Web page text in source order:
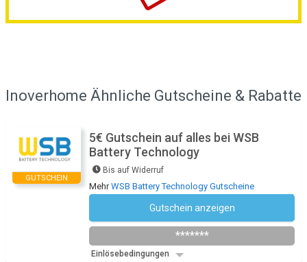
Inoverhome Ähnliche Gutscheine & Rabatte
GUTSCHEIN
5€ Gutschein auf alles bei WSB
Battery Technology
Bis auf Widerruf
MehrWSB Battery Technology Gutscheine
Gutschein anzeigen
*******
Einlösebedingungen